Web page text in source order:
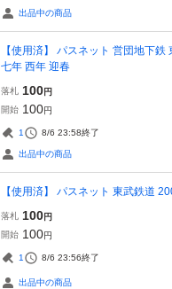
出品中の商品
【使用済】 パスネット 営団地下鉄
七年 西年 迎春
落札 100円
開始 100円
1 8/6 23:58終了
出品中の商品
【使用済】 パスネット 東武鉄道
落札 100円
開始 100円
1 8/6 23:56終了
出品中の商品